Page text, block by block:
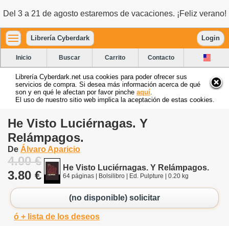
Del 3 a 21 de agosto estaremos de vacaciones. ¡Feliz verano!
Librería Cyberdark Login
Inicio Buscar Carrito Contacto
Librería Cyberdark.net usa cookies para poder ofrecer sus
servicios de compra. Si desea más información acerca de qué
son y en qué le afectan por favor pinche aquí
El uso de nuestro sitio web implica la aceptación de estas cookies.
He Visto Luciérnagas. Y
Relámpagos.
De Álvaro Aparicio
4.00 €
3.80 €
He Visto Luciérnagas. Y Relámpagos.
64 páginas | Bolsilibro | Ed. Pulpture | 0.20 kg
(no disponible) solicitar
ó + lista de los deseos